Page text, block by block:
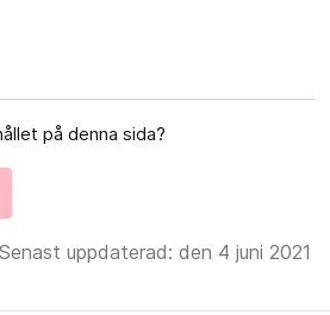
på denna sida?
Senast uppdaterad: den 4 juni 2021